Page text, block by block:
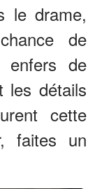
le drame,
de
enfers de
les détails
cette
faites un